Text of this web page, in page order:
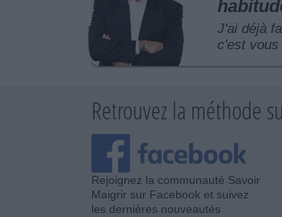
J'ai déjà
c'est vous
Retrouvez la méthode
Rejoignez la communauté Savoir
Maigrir sur Facebook et suivez
les dernières nouveautés